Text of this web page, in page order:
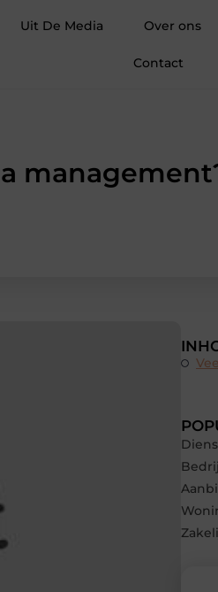
een blijvende voorsprong geeft in
Uit De Media Over ons
Contact